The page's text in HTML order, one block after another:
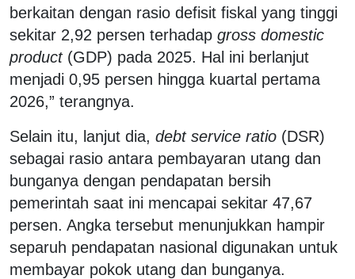
berkaitan dengan rasio defisit fiskal yang tinggi
sekitar 2,92 persen terhadap gross domestic
product(GDP) pada 2025. Hal ini berlanjut
menjadi 0,95 persen hingga kuartal pertama
2026,” terangnya.
Selain itu, lanjut dia, debt service ratio (DSR)
sebagai rasio antara pembayaran utang dan
bunganya dengan pendapatan bersih
pemerintah saat ini mencapai sekitar 47,67
persen. Angka tersebut menunjukkan hampir
separuh pendapatan nasional digunakan untuk
membayar pokok utang dan bunganya.